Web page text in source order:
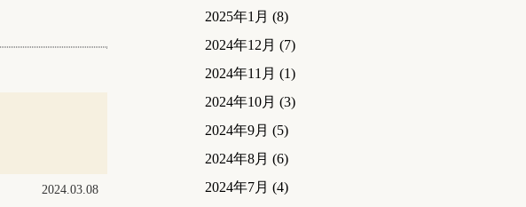
2024.03.08
2025年1月 (8)
2024年12月 (7)
2024年11月 (1)
2024年10月 (3)
2024年9月 (5)
2024年8月 (6)
2024年7月 (4)